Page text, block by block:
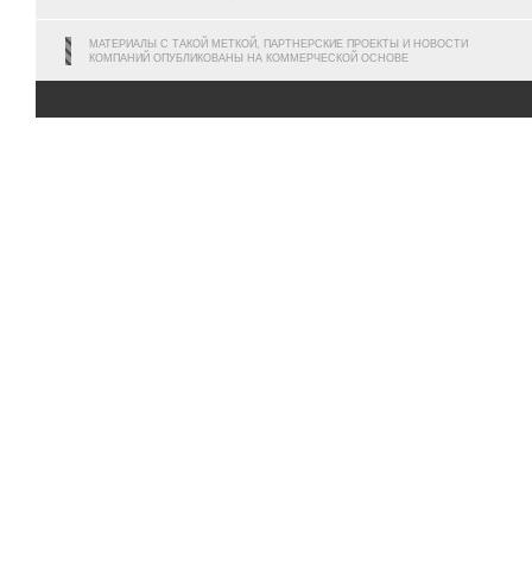
МАТЕРИАЛЫ С ТАКОЙ МЕТКОЙ, ПАРТНЕРСКИЕ ПРОЕКТЫ И НОВОСТИ
КОМПАНИЙ ОПУБЛИКОВАНЫ НА КОММЕРЧЕСКОЙ ОСНОВЕ